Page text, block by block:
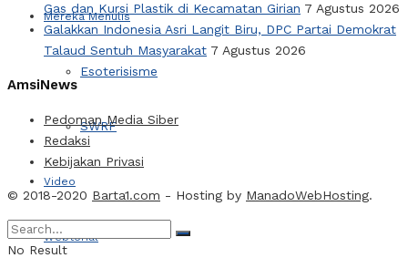
Mereka Menulis
Esoterisisme
SWRF
Video
Webtorial
Gas dan Kursi Plastik di Kecamatan Girian 7 Agustus 2026
Galakkan Indonesia Asri Langit Biru, DPC Partai Demokrat
Talaud Sentuh Masyarakat 7 Agustus 2026
AmsiNews
Pedoman Media Siber
Redaksi
Kebijakan Privasi
© 2018-2020 Barta1.com - Hosting by ManadoWebHosting.
No Result